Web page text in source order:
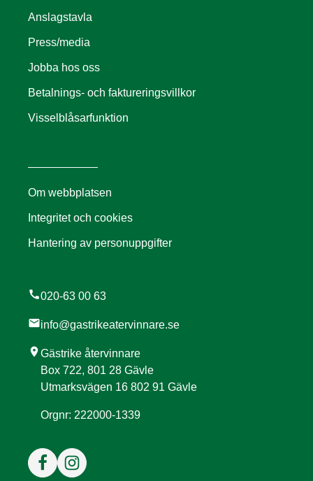
Anslagstavla
Press/media
Jobba hos oss
Betalnings- och faktureringsvillkor
Visselblåsarfunktion
Om webbplatsen
Integritet och cookies
Hantering av personuppgifter
call020-63 00 63
mailinfo@gastrikeatervinnare.se
location_onGästrike återvinnare
Box 722, 801 28 Gävle
Utmarksvägen 16 802 91 Gävle
Orgnr: 222000-1339